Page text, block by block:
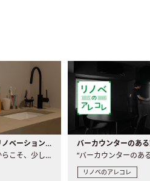
洗面所・洗面台リノベーションの事例と間取りアイデア
毎日使う場所だからこそ、少しの間取りの工夫や素材の選び方で..
リノベのアレコレ